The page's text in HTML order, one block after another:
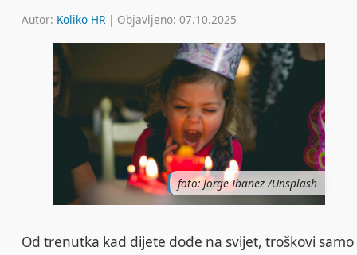
Autor: Koliko HR | Objavljeno: 07.10.2025
foto: Jorge Ibanez /Unsplash
Od trenutka kad dijete dođe na svijet, troškovi samo